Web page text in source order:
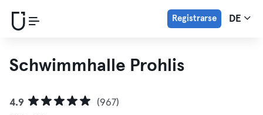
Registrarse DE
Schwimmhalle Prohlis
4.9
(967)